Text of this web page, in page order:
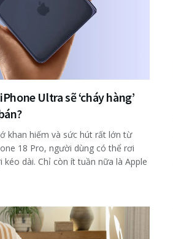
Ultra sẽ ‘cháy hàng’
khan hiếm và sức hút rất lớn từ
18 Pro, người dùng có thể rơi
dài. Chỉ còn ít tuần nữa là Apple